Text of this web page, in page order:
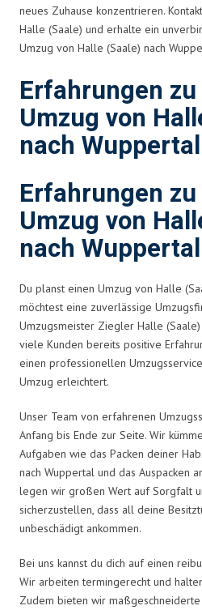
neues Zuhause konzentrieren.
Halle (Saale) und erhalte ein
Umzug von Halle (Saale) nach
Erfahrungen
Umzug von
nach Wuppertal
Erfahrungen
Umzug von
nach Wuppertal
Du planst einen Umzug von Halle
möchtest eine zuverlässige
Umzugsmeister Ziegler Halle
viele Kunden bereits positive
einen professionellen
Umzug erleichtert.
Unser Team von erfahrenen
Anfang bis Ende zur Seite. Wir
Aufgaben wie das Packen deiner
nach Wuppertal und das Auspacken
legen wir großen Wert auf Sorgfalt
sicherzustellen, dass all deine
unbeschädigt ankommen.
Bei uns kannst du dich auf einen
Wir arbeiten termingerecht und
Zudem bieten wir